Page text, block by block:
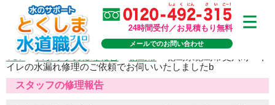
24時間受付／お見積もり無料
メールでのお問い合わせ
TOP>スタッフの修理報告
イレの水漏れ修理のご依頼でお伺いいたしましたb
スタッフの修理報告